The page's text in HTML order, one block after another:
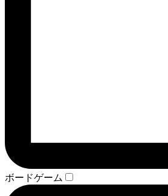
ボードゲーム